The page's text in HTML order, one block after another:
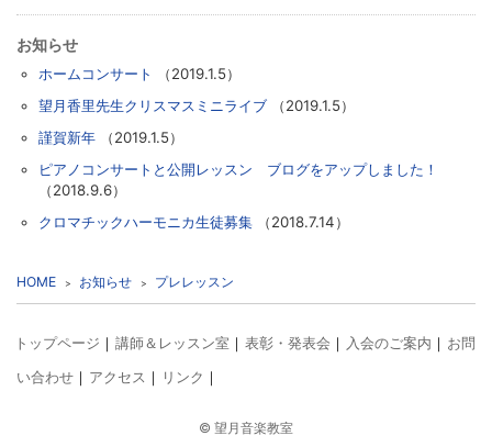
お知らせ
ホームコンサート
（2019.1.5）
望月香里先生クリスマスミニライブ
（2019.1.5）
謹賀新年
（2019.1.5）
ピアノコンサートと公開レッスン ブログをアップしました！
（2018.9.6）
クロマチックハーモニカ生徒募集
（2018.7.14）
HOME お知らせ プレレッスン
トップページ 講師＆レッスン室 表彰・発表会 入会のご案内 お問
い合わせ アクセス リンク
© 望月音楽教室